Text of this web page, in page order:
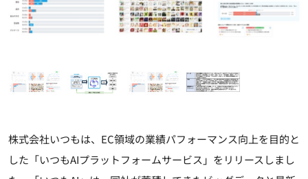
株式会社いつもは、EC領域の業績パフォーマンス向上を目的と
した「いつもAIプラットフォームサービス」をリリースしまし